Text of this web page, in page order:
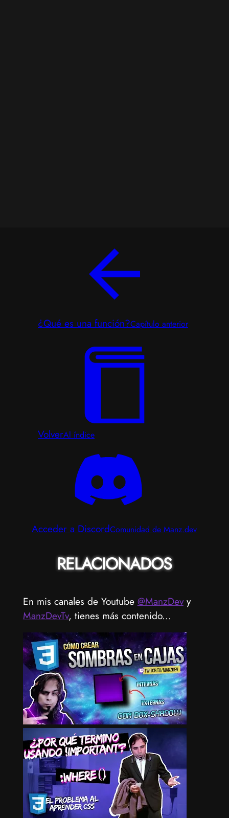
¿Qué es una función?Capítulo anterior
VolverAl índice
Acceder a DiscordComunidad de Manz.dev
RELACIONADOS
En mis canales de Youtube @ManzDevy
ManzDevTv, tienes más contenido...